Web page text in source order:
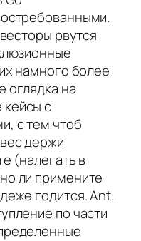
рвутся
намного более
оглядка на
с
с тем чтоб
держи
(налегать в
ли примените
годится. Ant.
по части